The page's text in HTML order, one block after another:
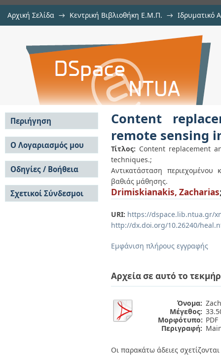
Αρχική Σελίδα → Κεντρική Βιβλιοθήκη Ε.Μ.Π. → Ιδρυματικό
Content replacement and
using deep learning techniques.
Content
remote sensing
Τίτλος: Content replacement
techniques.;
Αντικατάσταση
βαθιάς μάθησης.
Drimiskianakis, Zacharias
URI: https://dspace.lib.ntua.gr/
http://dx.doi.org/10.26240/
Εμφάνιση πλήρους εγγραφής
Αρχεία σε αυτό το
Όνομα:
Μέγεθος:
Μορφότυπο: PDF
Περιγραφή:
Οι παρακάτω άδειες
Περιήγηση
Σε όλο το DSpace
Κοινότητες & Συλλογές
Ανά Ημερομηνία
Έκδοσης
Συγγραφείς
Τίτλοι
Θέματα
Ο Λογαριασμός μου
Σύνδεση
Εγγραφή
Οδηγίες / Βοήθεια
Οδηγίες Υποβολής
Οδηγίες Χρήσης ΙΑ
Συχνές Ερωτήσεις
Σχετικοί Σύνδεσμοι